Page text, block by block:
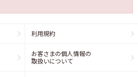
利用規約
お客さまの個人情報の
取扱いについて